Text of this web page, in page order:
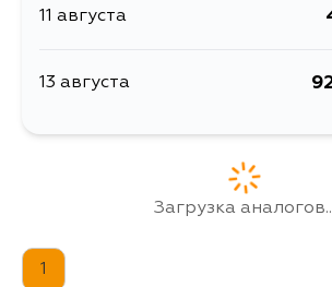
11 августа
13 августа
Загрузка
1